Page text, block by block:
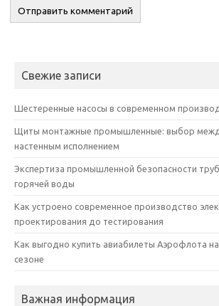
Свежие записи
Шестеренные насосы в современном
Щиты монтажные промышленные: выбор
настенным исполнением
Экспертиза промышленной безопасности
горячей воды
Как устроено современное производство
проектирования до тестирования
Как выгодно купить авиабилеты Аэрофлота
сезоне
Важная информация